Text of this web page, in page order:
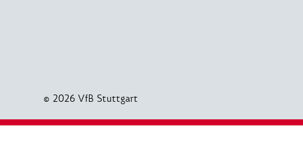
© 2026 VfB Stuttgart